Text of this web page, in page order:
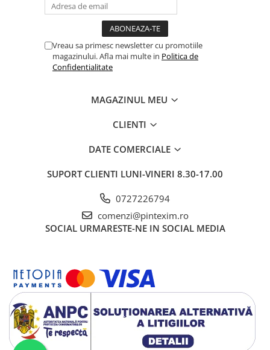
Vreau sa primesc newsletter cu promotiile
magazinului. Afla mai multe in Politica de
Confidentialitate
MAGAZINUL MEU
CLIENTI
DATE COMERCIALE
SUPORT CLIENTI LUNI-VINERI 8.30-17.00
0727226794
comenzi@pintexim.ro
SOCIAL URMARESTE-NE IN SOCIAL MEDIA